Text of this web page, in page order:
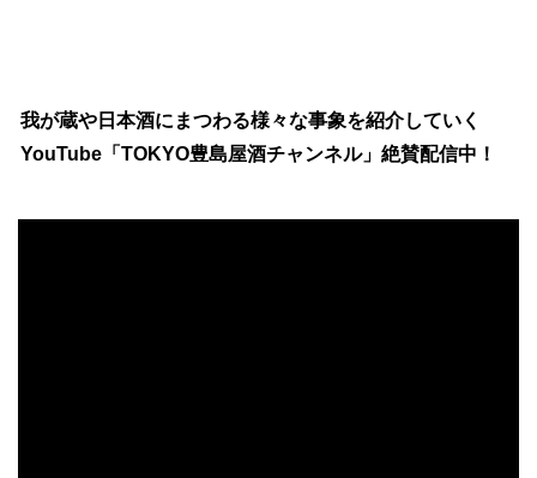
我が蔵や日本酒にまつわる様々な事象を紹介していく
YouTube「TOKYO豊島屋酒チャンネル」絶賛配信中！